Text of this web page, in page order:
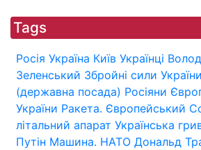
Tags
Росія Україна Київ Українці
Зеленський Збройні сили України
(державна посада) Росіяни
України Ракета. Європейський
літальний апарат Українська
Путін Машина. НАТО Дональд